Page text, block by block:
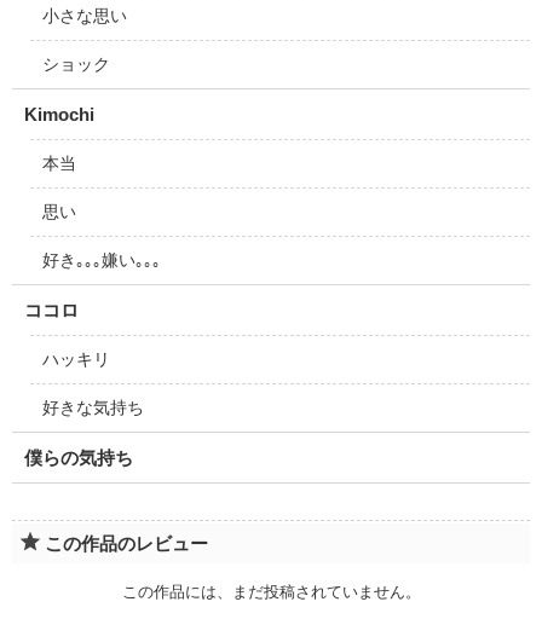
小さな思い
ショック
Kimochi
本当
思い
好き｡｡｡嫌い｡｡｡
ココロ
ハッキリ
好きな気持ち
僕らの気持ち
この作品のレビュー
この作品には、まだ投稿されていません。